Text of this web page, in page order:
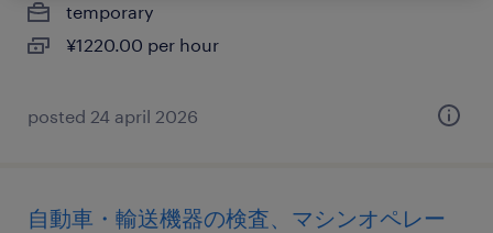
temporary
¥1220.00 per hour
posted 24 april 2026
自動車・輸送機器の検査、マシンオペレー